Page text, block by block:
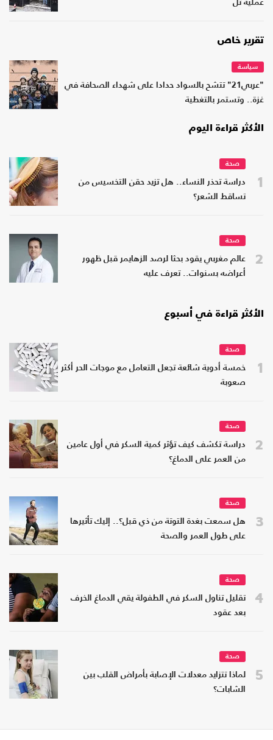
عملية تل
تقرير خاص
سياسة
"عربي21" تتشح بالسواد حدادا على شهداء الصحافة في
غزة.. وتستمر بالتغطية
الأكثر قراءة اليوم
1
صحة
دراسة تحذر النساء.. هل تزيد حقن التخسيس من
تساقط الشعر؟
2
صحة
عالم مغربي يقود بحثا لرصد الزهايمر قبل ظهور
أعراضه بسنوات.. تعرف عليه
الأكثر قراءة في أسبوع
1
صحة
خمسة أدوية شائعة تجعل التعامل مع موجات الحر أكثر
صعوبة
2
صحة
دراسة تكشف كيف تؤثر كمية السكر في أول عامين
من العمر على الدماغ؟
3
صحة
هل سمعت بغدة التوتة من ذي قبل؟.. إليك تأثيرها
على طول العمر والصحة
4
صحة
تقليل تناول السكر في الطفولة يقي الدماغ الخرف
بعد عقود
5
صحة
لماذا تتزايد معدلات الإصابة بأمراض القلب بين
الشابات؟